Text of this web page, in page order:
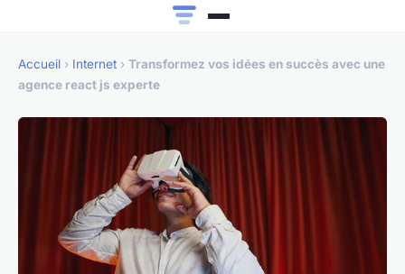
Accueil › Internet › Transformez vos idées en succès avec une
agence react js experte